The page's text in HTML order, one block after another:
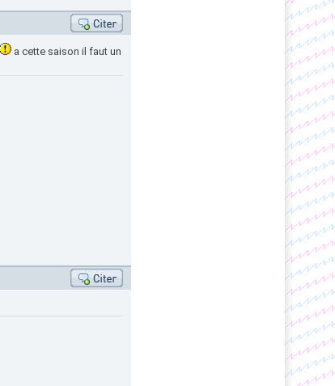
a cette saison il faut un